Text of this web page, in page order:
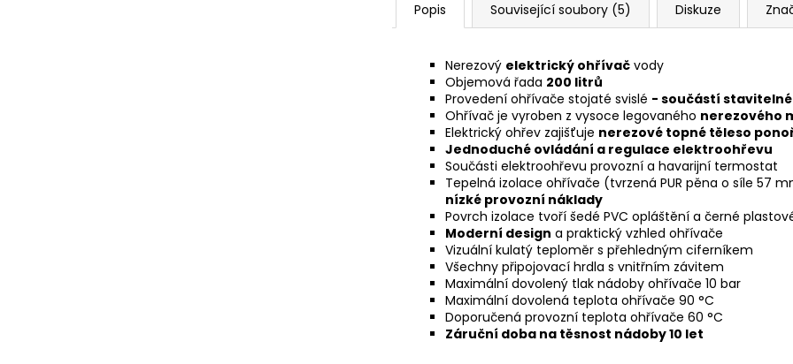
Popis Související soubory (5) Diskuze
Nerezový elektrický ohřívač vody
Objemová řada 200 litrů
Provedení ohřívače stojaté svislé - součástí
Ohřívač je vyroben z vysoce legovaného nerezového
Elektrický ohřev zajišťuje nerezové topné těleso
Jednoduché ovládání a regulace elektroohřevu
Součásti elektroohřevu provozní a havarijní termostat
Tepelná izolace ohřívače (tvrzená PUR pěna o síle 57
nízké provozní náklady
Povrch izolace tvoří šedé PVC opláštění a černé
Moderní design a praktický vzhled ohřívače
Vizuální kulatý teploměr s přehledným ciferníkem
Všechny připojovací hrdla s vnitřním závitem
Maximální dovolený tlak nádoby ohřívače 10 bar
Maximální dovolená teplota ohřívače 90 °C
Doporučená provozní teplota ohřívače 60 °C
Záruční doba na těsnost nádoby 10 let